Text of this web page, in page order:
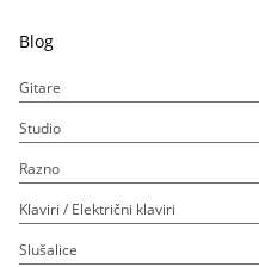
Blog
Gitare
Studio
Razno
Klaviri / Električni klaviri
Slušalice